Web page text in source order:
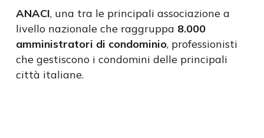
ANACI, una tra le principali associazione a
livello nazionale che raggruppa 8.000
amministratori di condominio, professionisti
che gestiscono i condomini delle principali
città italiane.